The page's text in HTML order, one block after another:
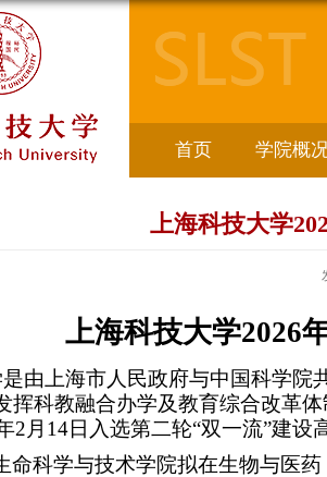
首页 学院概
上海科技大学
上海科技大学2026
是由上海市人民政府与中国科学
挥科教融合办学及教育综合改革
2 月 14日入选第二轮“双一流”建设
命科学与技术学院拟在生物与医药